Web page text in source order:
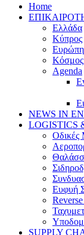
Home
Ελλάδα
Κύπρος
Ευρώπη
Κόσμος
Agenda
NEWS IN
Οδικές
Ευφυή
SUPPLY